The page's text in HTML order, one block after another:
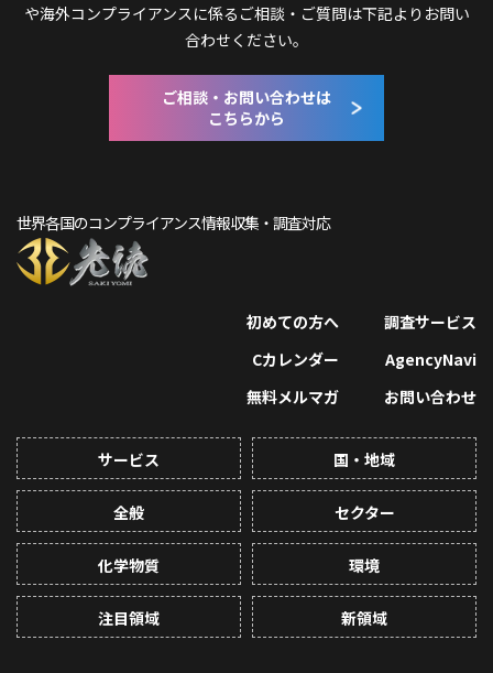
や海外コンプライアンスに係るご相談・ご質問は下記よりお問い
合わせください。
ご相談・お問い合わせは
こちらから
世界各国のコンプライアンス情報収集・調査対応
初めての方へ
調査サービス
Cカレンダー
AgencyNavi
無料メルマガ
お問い合わせ
サービス 国・地域
全般 セクター
化学物質 環境
注目領域 新領域